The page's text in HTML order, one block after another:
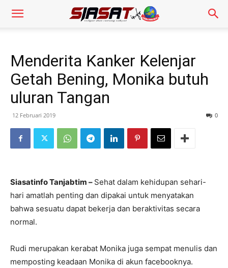
Menderita Kanker Kelenjar
Getah Bening, Monika butuh
uluran Tangan
12 Februari 2019 0
Siasatinfo Tanjabtim – Sehat dalam kehidupan sehari-
hari amatlah penting dan dipakai untuk menyatakan
bahwa sesuatu dapat bekerja dan beraktivitas secara
normal.
Rudi merupakan kerabat Monika juga sempat menulis dan
memposting keadaan Monika di akun facebooknya.